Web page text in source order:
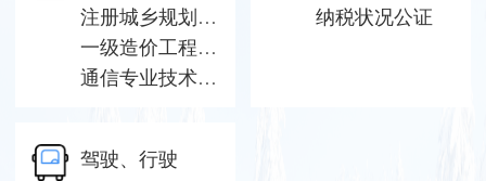
注册城乡规划师职业资格考试报名
一级造价工程师职业资格考试报名
通信专业技术人员职业资格考试报名
纳税状况公证
驾驶、行驶